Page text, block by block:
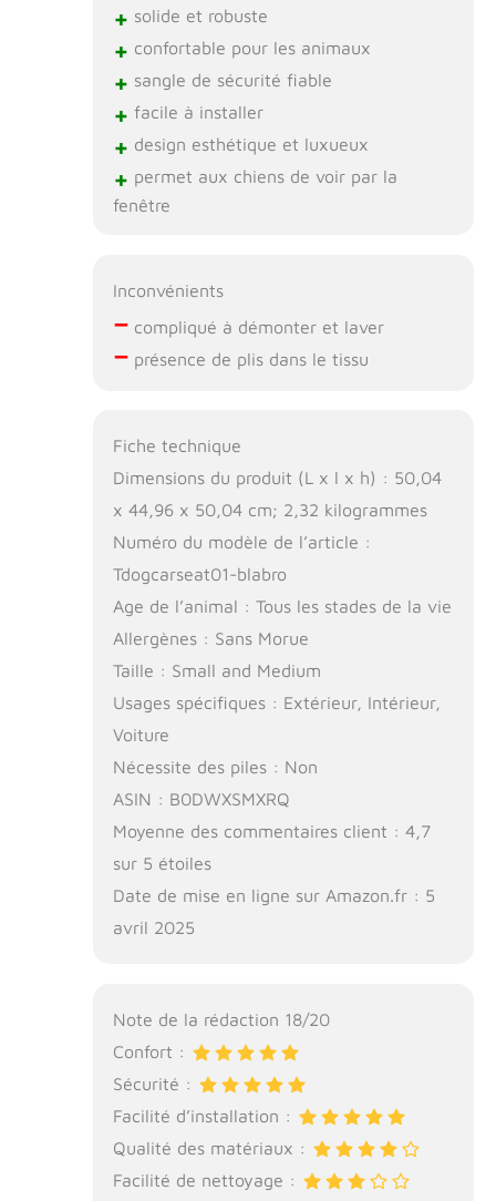
+ solide et robuste
+ confortable pour les animaux
+ sangle de sécurité fiable
+ facile à installer
+ design esthétique et luxueux
+ permet aux chiens de voir par la
fenêtre
Inconvénients
–compliqué à démonter et laver
–présence de plis dans le tissu
Fiche technique
Dimensions du produit (L x l x h) : 50,04
x 44,96 x 50,04 cm; 2,32 kilogrammes
Numéro du modèle de l’article :
Tdogcarseat01-blabro
Age de l’animal : Tous les stades de la vie
Allergènes : Sans Morue
Taille : Small and Medium
Usages spécifiques : Extérieur, Intérieur,
Voiture
Nécessite des piles : Non
ASIN : B0DWXSMXRQ
Moyenne des commentaires client : 4,7
sur 5 étoiles
Date de mise en ligne sur Amazon.fr : 5
avril 2025
Note de la rédaction 18/20
Confort :
Sécurité :
Facilité d’installation :
Qualité des matériaux :
Facilité de nettoyage :